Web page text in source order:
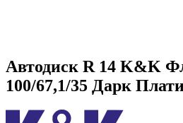
Автодиск R 14 K&K
100/67,1/35 Дарк